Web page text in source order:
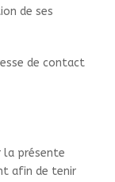
de ses
de contact
la présente
afin de tenir